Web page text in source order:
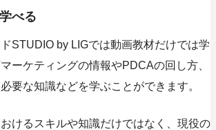
べる
STUDIO by LIGでは動画教材だけでは学
ーケティングの情報やPDCAの回し方、
要な知識などを学ぶことができます。
けるスキルや知識だけではなく、現役の